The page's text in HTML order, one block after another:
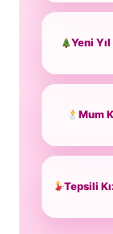
Yeni Yıl
Mum
Tepsili